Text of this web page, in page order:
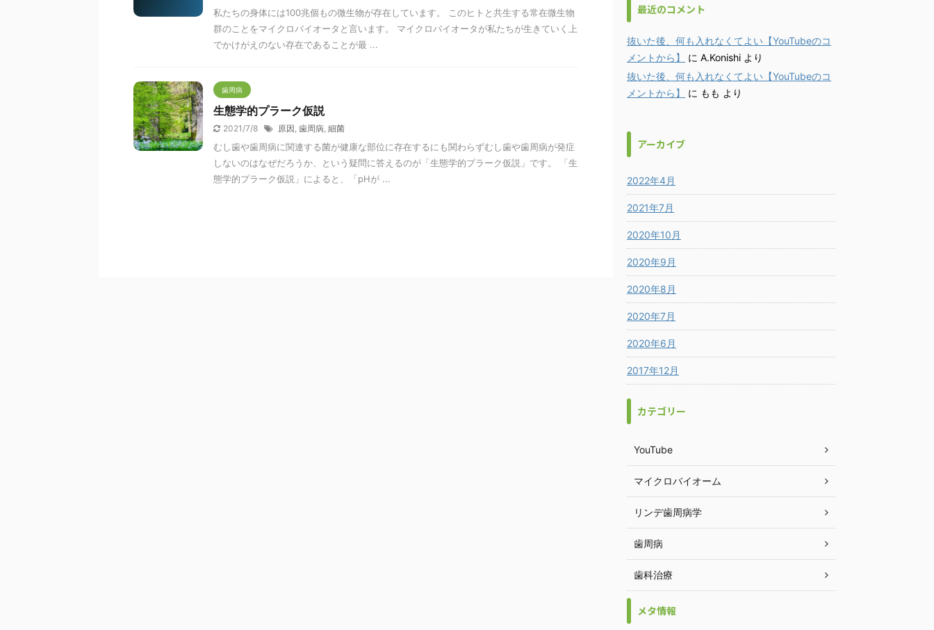
私たちの身体には100兆個もの微生物が存在しています。 このヒトと共生する常在微生物
群のことをマイクロバイオータと言います。 マイクロバイオータが私たちが生きていく上
でかけがえのない存在であることが最 ...
歯周病
生態学的プラーク仮説
2021/7/8 原因, 歯周病, 細菌
むし歯や歯周病に関連する菌が健康な部位に存在するにも関わらずむし歯や歯周病が発症
しないのはなぜだろうか、という疑問に答えるのが「生態学的プラーク仮説」です。 「生
態学的プラーク仮説」によると、「pHが ...
最近のコメント
抜いた後、何も入れなくてよい【YouTubeのコ
メントから】
に A.Konishi より
抜いた後、何も入れなくてよい【YouTubeのコ
メントから】
に もも より
アーカイブ
2022年4月
2021年7月
2020年10月
2020年9月
2020年8月
2020年7月
2020年6月
2017年12月
カテゴリー
YouTube
マイクロバイオーム
リンデ歯周病学
歯周病
歯科治療
メタ情報